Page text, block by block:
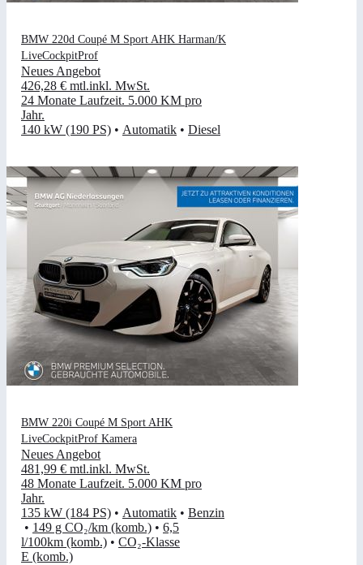
BMW 220d Coupé M Sport AHK Harman/K
LiveCockpitProf
Neues Angebot
426,28 € mtl.inkl. MwSt.
24 Monate Laufzeit. 5.000 KM pro
Jahr.
140 kW (190 PS) • Automatik • Diesel
BMW 220i Coupé M Sport AHK
LiveCockpitProf Kamera
Neues Angebot
481,99 € mtl.inkl. MwSt.
48 Monate Laufzeit. 5.000 KM pro
Jahr.
135 kW (184 PS) • Automatik • Benzin
• 149 g CO₂/km (komb.) • 6,5
l/100km (komb.) • CO₂-Klasse
E (komb.)